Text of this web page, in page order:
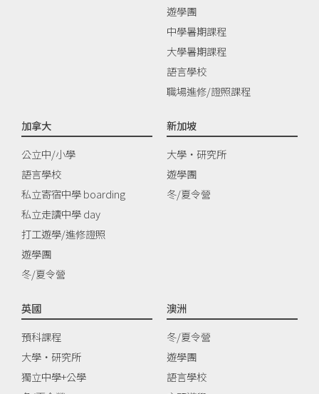
遊學團
中學暑期課程
大學暑期課程
語言學校
職場進修/證照課程
加拿大
公立中/小學
語言學校
私立寄宿中學 boarding
私立走讀中學 day
打工遊學/進修證照
遊學團
冬/夏令營
新加坡
大學‧研究所
遊學團
冬/夏令營
英國
預科課程
大學‧研究所
獨立中學+公學
澳洲
冬/夏令營
遊學團
語言學校